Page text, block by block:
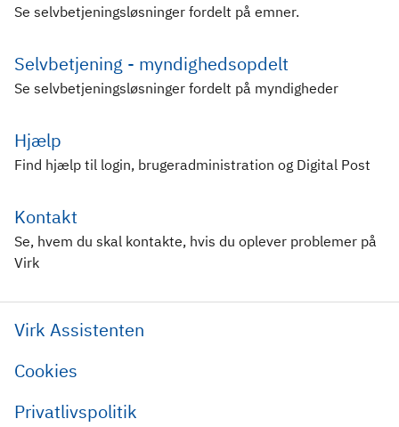
Se selvbetjeningsløsninger fordelt på emner.
Selvbetjening - myndighedsopdelt
Se selvbetjeningsløsninger fordelt på myndigheder
Hjælp
Find hjælp til login, brugeradministration og Digital Post
Kontakt
Se, hvem du skal kontakte, hvis du oplever problemer på
Virk
Virk Assistenten
Cookies
Privatlivspolitik